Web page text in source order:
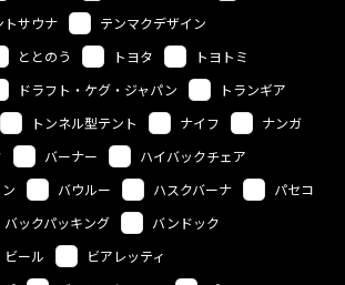
トサウナ
テンマクデザイン
ととのう トヨタ
トヨトミ
ドラフト・ケグ・ジャパン
トランギア
トンネル型テント ナイフ
ナンガ
バーナー
ハイバックチェア
バウルー ハスクバーナ
パセコ
バックパッキング
バンドック
ビール
ビアレッティ